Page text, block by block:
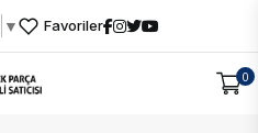
▼ Favoriler
0